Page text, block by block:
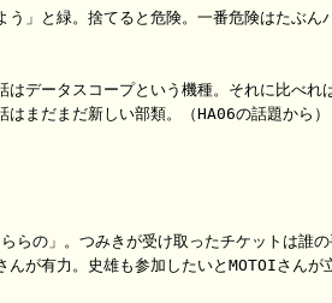
う」と緑。捨てると危険。一番危険はたぶん
はデータスコープという機種。それに比べれ
ららの」。つみきが受け取ったチケットは誰
んが有力。史雄も参加したいとMOTOIさんが